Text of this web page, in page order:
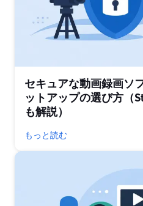
セキュアな動画録画ソ
ットアップの選び方（
も解説）
もっと読む